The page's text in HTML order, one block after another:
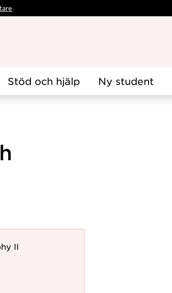
Stöd och hjälp Ny student
II